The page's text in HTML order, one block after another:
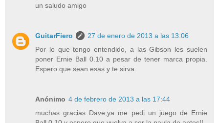
un saludo amigo
GuitarFiero
27 de enero de 2013 a las 13:06
Por lo que tengo entendido, a las Gibson les suelen
poner Ernie Ball 0.10 a pesar de tener marca propia.
Espero que sean esas y te sirva.
Anónimo 4 de febrero de 2013 a las 17:44
muchas gracias Dave,ya me pedi un juego de Ernie